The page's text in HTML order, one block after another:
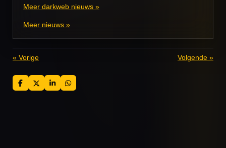
Meer darkweb nieuws »
Meer nieuws »
« Vorige Volgende »
D
e
D
e
S
h
D
e